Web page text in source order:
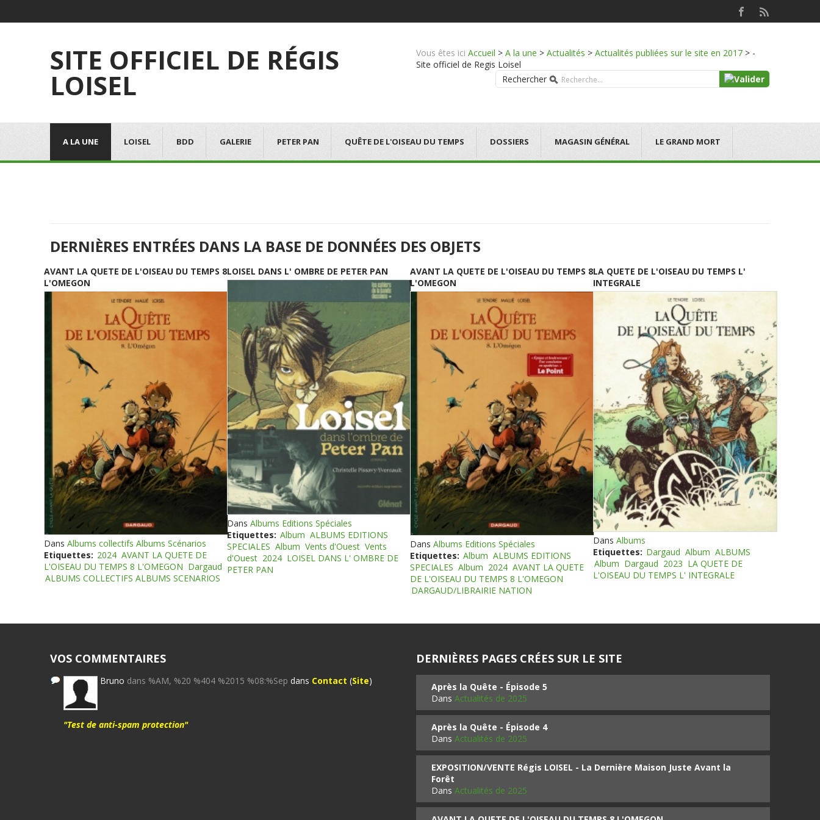
SITE OFFICIEL DE RÉGIS
LOISEL
Vous êtes ici Accueil > A la une > Actualités > Actualités publiées sur le site en 2017 > -
Site officiel de Regis Loisel
Rechercher
A LA UNE LOISEL BDD GALERIE PETER PAN QUÊTE DE L'OISEAU DU TEMPS DOSSIERS MAGASIN GÉNÉRAL LE GRAND MORT
DERNIÈRES ENTRÉES DANS LA BASE DE DONNÉES DES OBJETS
AVANT LA QUETE DE L'OISEAU DU TEMPS 8
L'OMEGON
Dans Albums collectifs Albums Scénarios
Etiquettes: 2024 AVANT LA QUETE DE
L'OISEAU DU TEMPS 8 L'OMEGON Dargaud
ALBUMS COLLECTIFS ALBUMS SCENARIOS
LOISEL DANS L' OMBRE DE PETER PAN
Dans Albums Editions Spéciales
Etiquettes: Album ALBUMS EDITIONS
SPECIALES Album Vents d'Ouest Vents
d'Ouest 2024 LOISEL DANS L' OMBRE DE
PETER PAN
AVANT LA QUETE DE L'OISEAU DU TEMPS 8
L'OMEGON
Dans Albums Editions Spéciales
Etiquettes: Album ALBUMS EDITIONS
SPECIALES Album 2024 AVANT LA QUETE
DE L'OISEAU DU TEMPS 8 L'OMEGON
DARGAUD/LIBRAIRIE NATION
LA QUETE DE L'OISEAU DU TEMPS L'
INTEGRALE
Dans Albums
Etiquettes: Dargaud Album ALBUMS
Album Dargaud 2023 LA QUETE DE
L'OISEAU DU TEMPS L' INTEGRALE
VOS COMMENTAIRES
Bruno dans %AM, %20 %404 %2015 %08:%Sep dans Contact (Site)
"Test de anti-spam protection"
DERNIÈRES PAGES CRÉES SUR LE SITE
Après la Quête - Épisode 5
Dans Actualités de 2025
Après la Quête - Épisode 4
Dans Actualités de 2025
EXPOSITION/VENTE Régis LOISEL - La Dernière Maison Juste Avant la
Forêt
Dans Actualités de 2025